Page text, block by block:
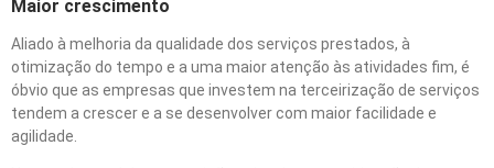
Maior crescimento
Aliado à melhoria da qualidade dos serviços prestados, à
otimização do tempo e a uma maior atenção às atividades fim, é
óbvio que as empresas que investem na terceirização de serviços
tendem a crescer e a se desenvolver com maior facilidade e
agilidade.